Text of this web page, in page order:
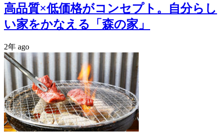
高品質×低価格がコンセプト。自分らし
い家をかなえる「森の家」
2年 ago